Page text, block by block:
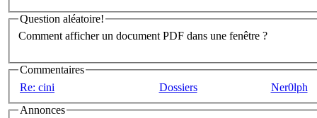
Question aléatoire!
Comment afficher un document PDF dans une fenêtre ?
Commentaires
Re: cini
Dossiers
Ner0lph
Annonces